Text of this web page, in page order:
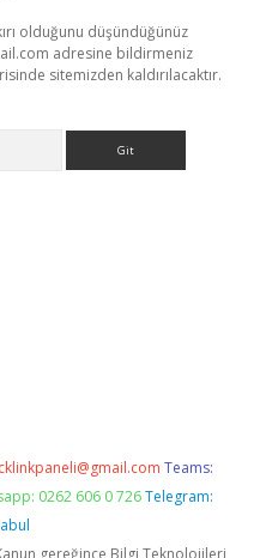
olduğunu düşündüğünüz
adresine bildirmeniz
sitemizden kaldırılacaktır.
Teams:
0262 606 0 726 Telegram:
gereğince Bilgi Teknolojileri